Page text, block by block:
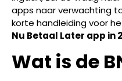
apps naar verwachting
korte handleiding voor
Nu Betaal Later app in
Wat is de